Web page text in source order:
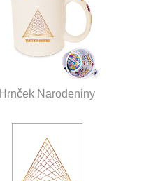
Hrnček Narodeniny